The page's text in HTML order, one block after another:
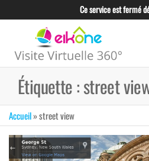
to
content
Ce service est fermé
LES
Étiquette :street
Accueil»street view